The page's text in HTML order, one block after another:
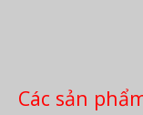
Các sản